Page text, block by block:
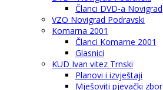
Članci DVD-a Novigrad
VZO Novigrad Podravski
Komarna 2001
Članci Komarne 2001
Glasnici
KUD Ivan vitez Trnski
Planovi i izvještaji
Mješoviti pjevački zbor